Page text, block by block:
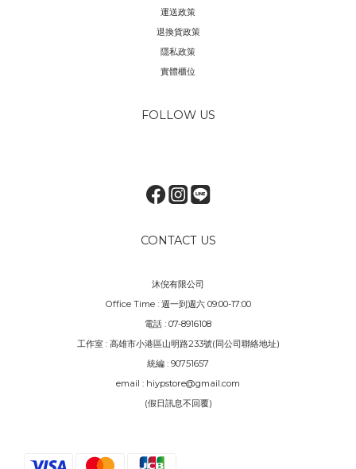
運送政策
退換貨政策
隱私政策
實體櫃位
FOLLOW US
CONTACT US
沐倪有限公司
Office Time : 週一到週六 09:00-17:00
電話 : 07-8916108
工作室 : 高雄市小港區山明路233號(同公司聯絡地址)
統編 : 90751657
email : hiypstore@gmail.com
(假日訊息不回覆)